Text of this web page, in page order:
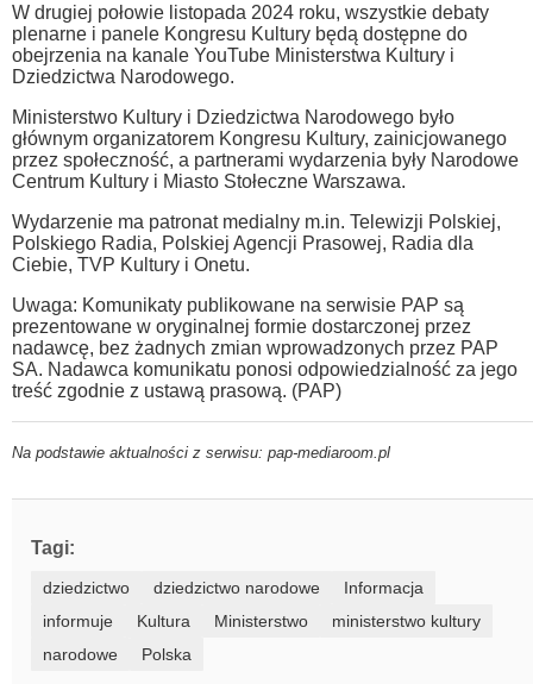
W drugiej połowie listopada 2024 roku, wszystkie debaty
plenarne i panele Kongresu Kultury będą dostępne do
obejrzenia na kanale YouTube Ministerstwa Kultury i
Dziedzictwa Narodowego.
Ministerstwo Kultury i Dziedzictwa Narodowego było
głównym organizatorem Kongresu Kultury, zainicjowanego
przez społeczność, a partnerami wydarzenia były Narodowe
Centrum Kultury i Miasto Stołeczne Warszawa.
Wydarzenie ma patronat medialny m.in. Telewizji Polskiej,
Polskiego Radia, Polskiej Agencji Prasowej, Radia dla
Ciebie, TVP Kultury i Onetu.
Uwaga: Komunikaty publikowane na serwisie PAP są
prezentowane w oryginalnej formie dostarczonej przez
nadawcę, bez żadnych zmian wprowadzonych przez PAP
SA. Nadawca komunikatu ponosi odpowiedzialność za jego
treść zgodnie z ustawą prasową. (PAP)
Na podstawie aktualności z serwisu: pap-mediaroom.pl
Tagi:
dziedzictwo dziedzictwo narodowe
Informacja
informuje
Kultura Ministerstwo
ministerstwo kultury
narodowe
Polska